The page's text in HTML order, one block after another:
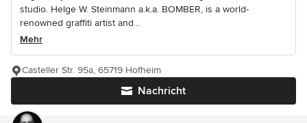
studio. Helge W. Steinmann a.k.a. BOMBER, is a world-
renowned graffiti artist and...
Mehr
Nachricht
Casteller Str. 95a, 65719 Hofheim